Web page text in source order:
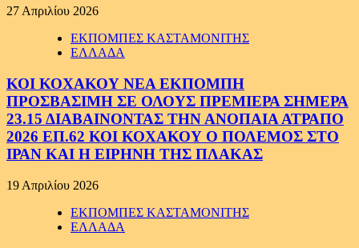
27 Απριλίου 2026
ΕΚΠΟΜΠΕΣ ΚΑΣΤΑΜΟΝΙΤΗΣ
ΕΛΛΑΔΑ
ΚΟΙ ΚΟΧΑΚΟΥ ΝΕΑ ΕΚΠΟΜΠΗ
ΠΡΟΣΒΑΣΙΜΗ ΣΕ ΟΛΟΥΣ ΠΡΕΜΙΕΡΑ ΣΗΜΕΡΑ
23.15 ΔΙΑΒΑΙΝΟΝΤΑΣ ΤΗΝ ΑΝΟΠΑΙΑ ΑΤΡΑΠΟ
2026 ΕΠ.62 ΚΟΙ ΚΟΧΑΚΟΥ Ο ΠΟΛΕΜΟΣ ΣΤΟ
ΙΡΑΝ ΚΑΙ Η ΕΙΡΗΝΗ ΤΗΣ ΠΛΑΚΑΣ
19 Απριλίου 2026
ΕΚΠΟΜΠΕΣ ΚΑΣΤΑΜΟΝΙΤΗΣ
ΕΛΛΑΔΑ